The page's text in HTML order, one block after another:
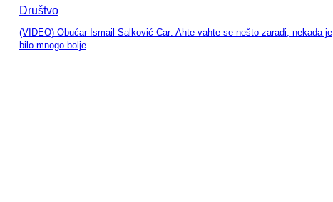
Društvo
(VIDEO) Obućar Ismail Salković Car: Ahte-vahte se nešto zaradi, nekada je
bilo mnogo bolje